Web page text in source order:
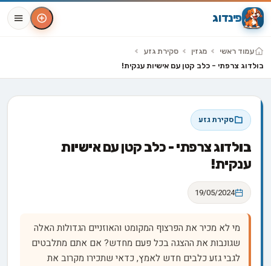
פינדוג
עמוד ראשי מגזין
סקירת גזע
בולדוג צרפתי - כלב קטן עם אישיות ענקית!
סקירת גזע
בולדוג צרפתי - כלב קטן עם אישיות
ענקית!
19/05/2024
מי לא מכיר את הפרצוף המקומט והאוזניים הגדולות האלה
שגונבות את ההצגה בכל פעם מחדש? אם אתם מתלבטים
לגבי גזע כלבים חדש לאמץ, כדאי שתכירו מקרוב את